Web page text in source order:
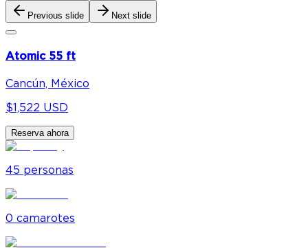
Previous slide Next slide
Atomic 55 ft
Cancún, México
$1,522 USD
Reserva ahora
45 personas
0 camarotes